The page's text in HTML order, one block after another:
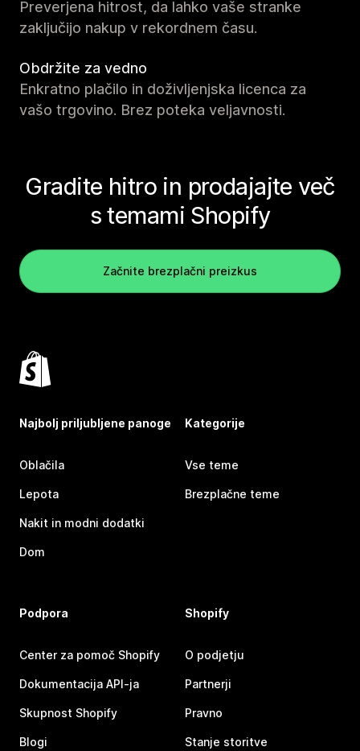
Preverjena hitrost, da lahko vaše stranke
zaključijo nakup v rekordnem času.
Obdržite za vedno
Enkratno plačilo in doživljenjska licenca za
vašo trgovino. Brez poteka veljavnosti.
Gradite hitro in prodajajte več
s temami Shopify
Začnite brezplačni preizkus
Najbolj priljubljene panoge
Oblačila
Lepota
Nakit in modni dodatki
Dom
Kategorije
Vse teme
Brezplačne teme
Podpora
Center za pomoč Shopify
Dokumentacija API-ja
Skupnost Shopify
Blogi
Shopify
O podjetju
Partnerji
Pravno
Stanje storitve